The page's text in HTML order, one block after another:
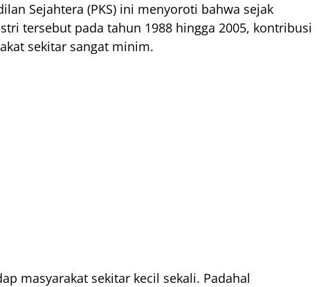
Sejahtera (PKS) ini menyoroti bahwa sejak
tersebut pada tahun 1988 hingga 2005, kontribusi
sekitar sangat minim.
masyarakat sekitar kecil sekali. Padahal